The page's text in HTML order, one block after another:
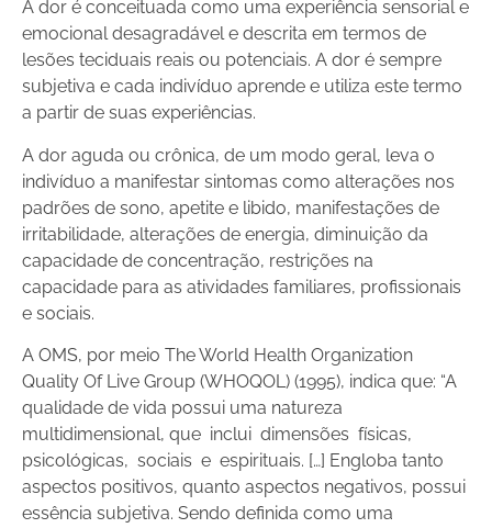
A dor é conceituada como uma experiência sensorial e
emocional desagradável e descrita em termos de
lesões teciduais reais ou potenciais. A dor é sempre
subjetiva e cada indivíduo aprende e utiliza este termo
a partir de suas experiências.
A dor aguda ou crônica, de um modo geral, leva o
indivíduo a manifestar sintomas como alterações nos
padrões de sono, apetite e libido, manifestações de
irritabilidade, alterações de energia, diminuição da
capacidade de concentração, restrições na
capacidade para as atividades familiares, profissionais
e sociais.
A OMS, por meio The World Health Organization
Quality Of Live Group (WHOQOL) (1995), indica que: “A
qualidade de vida possui uma natureza
multidimensional, que inclui dimensões físicas,
psicológicas, sociais e espirituais. […] Engloba tanto
aspectos positivos, quanto aspectos negativos, possui
essência subjetiva. Sendo definida como uma